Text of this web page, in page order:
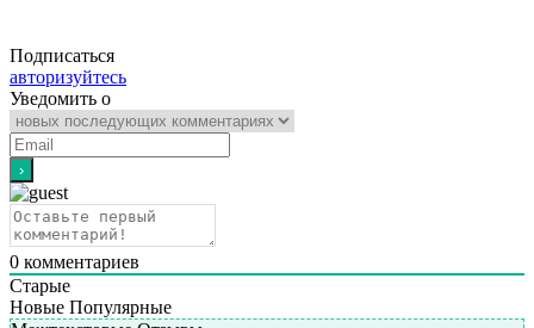
Подписаться
авторизуйтесь
Уведомить о
0 комментариев
Старые
Новые Популярные